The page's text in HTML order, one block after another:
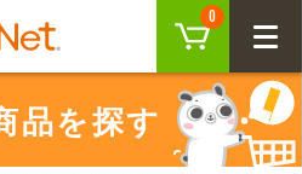
0
CLOSE
ログイン
録品を探す